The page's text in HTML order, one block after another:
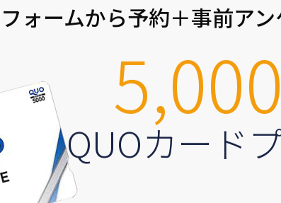
ォームから予約＋事前ア
5,000
QUOカード